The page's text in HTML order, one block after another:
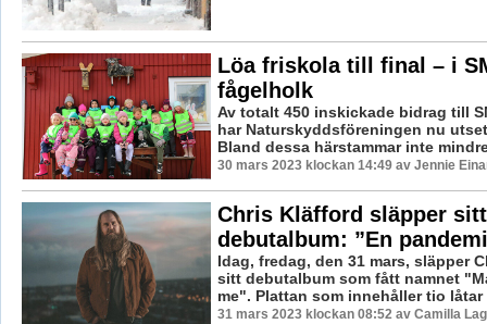
Löa friskola till final – i
fågelholk
Av totalt 450 inskickade bidrag till
har Naturskyddsföreningen nu
Bland dessa härstammar inte
30 mars 2023 klockan 14:49 av Jennie
Chris Kläfford släpper sitt
debutalbum: ”En
Idag, fredag, den 31 mars, släpper
sitt debutalbum som fått namnet
me". Plattan som innehåller tio låtar
31 mars 2023 klockan 08:52 av Camilla